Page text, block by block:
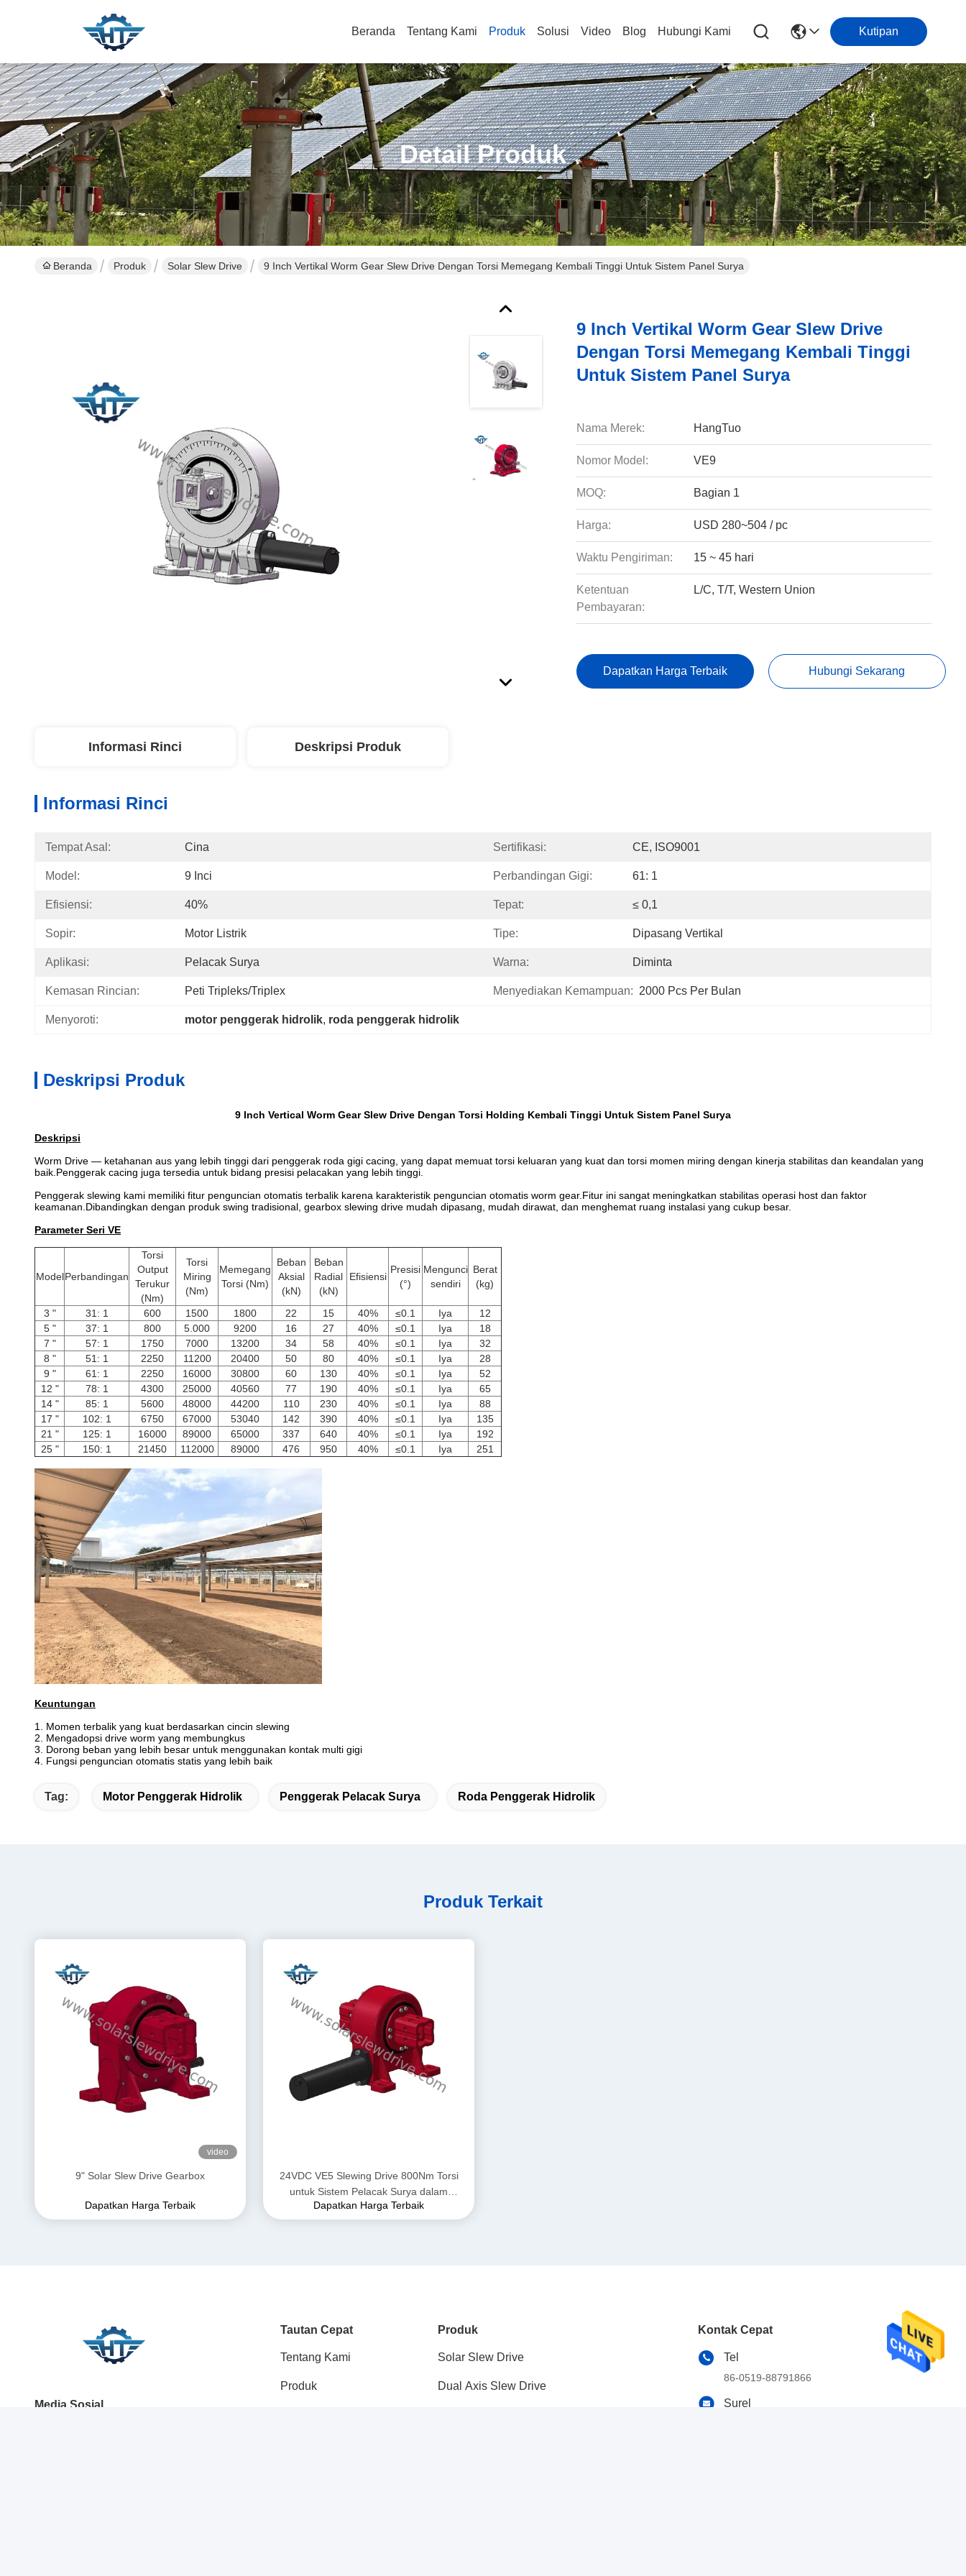
Beranda Tentang Kami Produk Solusi Video Blog Hubungi Kami Kutipan
Detail Produk
Beranda Produk Solar Slew Drive 9 Inch Vertikal Worm Gear Slew Drive Dengan Torsi Memegang Kembali Tinggi Untuk Sistem Panel Surya
9 Inch Vertikal Worm Gear Slew Drive
Dengan Torsi Memegang Kembali Tinggi
Untuk Sistem Panel Surya
Nama Merek: HangTuo
Nomor Model: VE9
MOQ: Bagian 1
Harga: USD 280~504 / pc
Waktu Pengiriman: 15 ~ 45 hari
Ketentuan
Pembayaran:
L/C, T/T, Western Union
Dapatkan Harga Terbaik Hubungi Sekarang
Informasi Rinci Deskripsi Produk
Informasi Rinci
Tempat Asal: Cina Sertifikasi: CE, ISO9001
Model: 9 Inci Perbandingan Gigi: 61: 1
Efisiensi: 40% Tepat: ≤ 0,1
Sopir: Motor Listrik Tipe: Dipasang Vertikal
Aplikasi: Pelacak Surya Warna: Diminta
Kemasan Rincian: Peti Tripleks/Triplex Menyediakan Kemampuan: 2000 Pcs Per Bulan
Menyoroti: motor penggerak hidrolik, roda penggerak hidrolik
Deskripsi Produk
9 Inch Vertical Worm Gear Slew Drive Dengan Torsi Holding Kembali Tinggi Untuk Sistem Panel Surya
Deskripsi
Worm Drive — ketahanan aus yang lebih tinggi dari penggerak roda gigi cacing, yang dapat memuat torsi keluaran yang kuat dan torsi momen miring dengan kinerja stabilitas dan keandalan yang
baik.Penggerak cacing juga tersedia untuk bidang presisi pelacakan yang lebih tinggi.
Penggerak slewing kami memiliki fitur penguncian otomatis terbalik karena karakteristik penguncian otomatis worm gear.Fitur ini sangat meningkatkan stabilitas operasi host dan faktor
keamanan.Dibandingkan dengan produk swing tradisional, gearbox slewing drive mudah dipasang, mudah dirawat, dan menghemat ruang instalasi yang cukup besar.
Parameter Seri VE
ModelPerbandingan
Torsi
Output
Terukur
(Nm)
Torsi
Miring
(Nm)
Memegang
Torsi (Nm)
Beban
Aksial
(kN)
Beban
Radial
(kN)
Efisiensi
Presisi
(°)
Mengunci
sendiri
Berat
(kg)
3 " 31: 1 600 1500 1800 22 15 40% ≤0.1 Iya
12
5 "
37: 1 800 5.000 9200 16 27 40% ≤0.1 Iya
18
7 "
57: 1 1750 7000 13200 34 58 40% ≤0.1 Iya
32
8 "
51: 1 2250 11200 20400 50 80 40% ≤0.1 Iya
28
9 "
61: 1 2250 16000 30800 60 130 40% ≤0.1 Iya
52
12 "
78: 1 4300 25000 40560 77 190 40% ≤0.1 Iya
65
14 "
85: 1 5600 48000 44200 110 230 40% ≤0.1 Iya
88
17 "
102: 1 6750 67000 53040 142 390 40% ≤0.1 Iya
135
21 "
125: 1 16000 89000 65000 337 640 40% ≤0.1 Iya
192
25 "
150: 1 21450 112000 89000 476 950 40% ≤0.1 Iya 251
Keuntungan
1. Momen terbalik yang kuat berdasarkan cincin slewing
2. Mengadopsi drive worm yang membungkus
3. Dorong beban yang lebih besar untuk menggunakan kontak multi gigi
4. Fungsi penguncian otomatis statis yang lebih baik
Tag: Motor Penggerak Hidrolik Penggerak Pelacak Surya Roda Penggerak Hidrolik
Produk Terkait
video
9" Solar Slew Drive Gearbox
Dapatkan Harga Terbaik
24VDC VE5 Slewing Drive 800Nm Torsi
untuk Sistem Pelacak Surya dalam
Aplikasi Palung Parabola
Dapatkan Harga Terbaik
Media Sosial
Tautan Cepat
Tentang Kami
Produk
Produk
Solar Slew Drive
Dual Axis Slew Drive
Kontak Cepat
Tel
86-0519-88791866
Surel